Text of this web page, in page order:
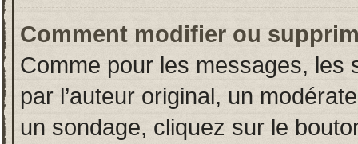
Comment modifier ou
Comme pour les messages, les
par l’auteur original, un
un sondage, cliquez sur le